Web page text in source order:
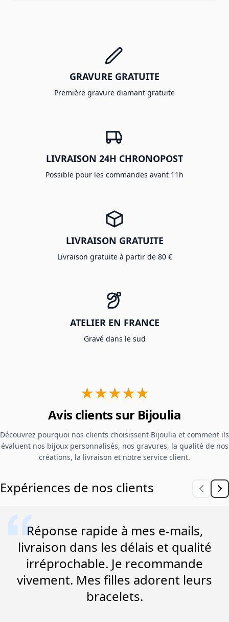
GRAVURE GRATUITE
Première gravure diamant gratuite
LIVRAISON 24H CHRONOPOST
Possible pour les commandes avant 11h
LIVRAISON GRATUITE
Livraison gratuite à partir de 80 €
ATELIER EN FRANCE
Gravé dans le sud
★★★★★
Avis clients sur Bijoulia
Découvrez pourquoi nos clients choisissent Bijoulia et comment ils
évaluent nos bijoux personnalisés, nos gravures, la qualité de nos
créations, la livraison et notre service client.
Expériences de nos clients
Réponse rapide à mes e-mails,
livraison dans les délais et qualité
irréprochable. Je recommande
vivement. Mes filles adorent leurs
bracelets.